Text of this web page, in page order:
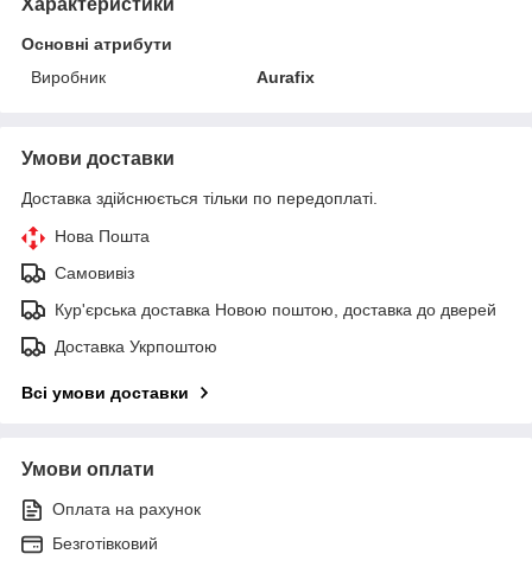
Основні атрибути
Виробник
Aurafix
Умови доставки
Доставка здійснюється тільки по передоплаті.
Нова Пошта
Самовивіз
Кур'єрська доставка Новою поштою, доставка до дверей
Доставка Укрпоштою
Всі умови доставки
Умови оплати
Оплата на рахунок
Безготівковий